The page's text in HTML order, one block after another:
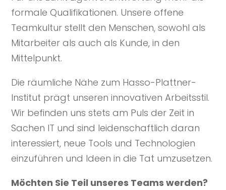
formale Qualifikationen. Unsere offene
Teamkultur stellt den Menschen, sowohl als
Mitarbeiter als auch als Kunde, in den
Mittelpunkt.
Die räumliche Nähe zum Hasso-Plattner-
Institut prägt unseren innovativen Arbeitsstil.
Wir befinden uns stets am Puls der Zeit in
Sachen IT und sind leidenschaftlich daran
interessiert, neue Tools und Technologien
einzuführen und Ideen in die Tat umzusetzen.
Möchten Sie Teil unseres Teams werden?